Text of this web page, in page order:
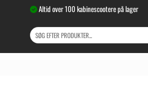
Altid over 100 kabinescootere på lager
Søg
efter: